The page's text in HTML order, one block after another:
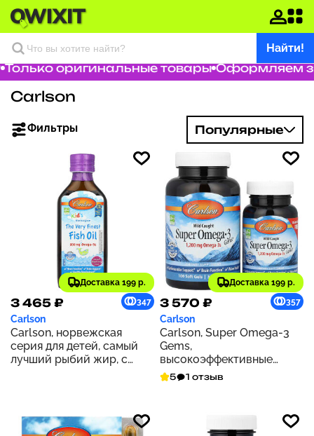
Найти!
оригинальные товары Оформляем
Carlson
Фильтры Популярные
Доставка 199 р.
3 465 ₽ 347
Carlson
Carlson, норвежская
серия для детей, самый
лучший рыбий жир, с
Доставка 199 р.
3 570 ₽ 357
Carlson
Carlson, Super Omega-3
Gems,
высокоэффективные
омега-3 кислоты из рыбы
дикого улова, 1200 мг, 100
5 1 отзыв